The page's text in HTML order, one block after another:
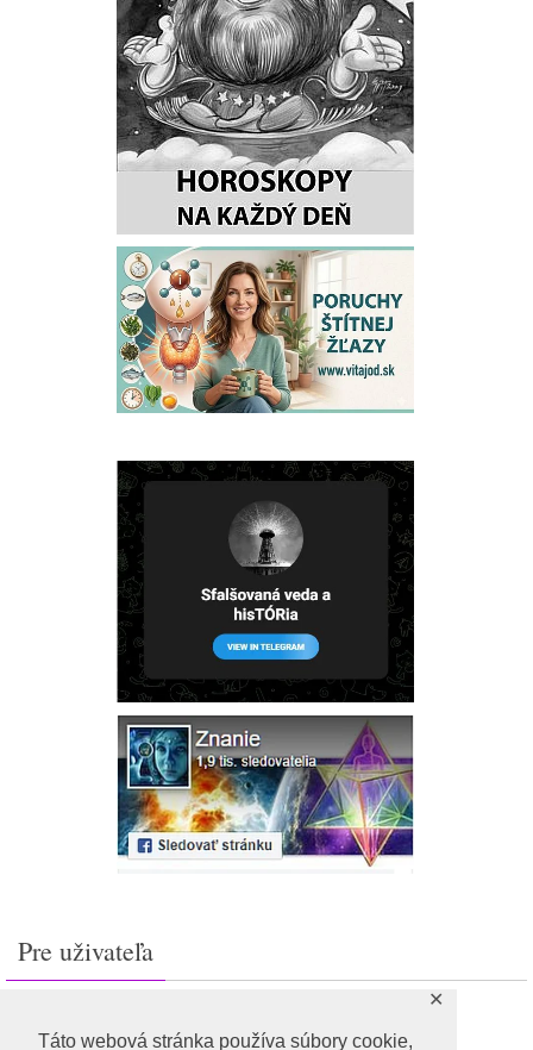
Táto webová stránka používa súbory cookie,
✕
Pre uživateľa
Feed záznamov